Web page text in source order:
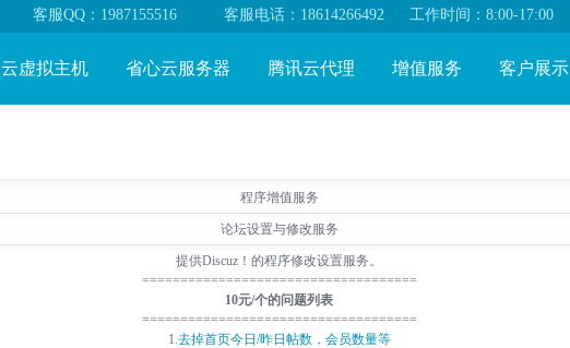
客服QQ：1987155516 客服电话：18614266492 工作时间：8:00-17:00
云虚拟主机 省心云服务器 腾讯云代理 增值服务 客户展示
程序增值服务
论坛设置与修改服务
提供Discuz！的程序修改设置服务。
====================================
10元/个的问题列表
====================================
1.去掉首页今日/昨日帖数，会员数量等